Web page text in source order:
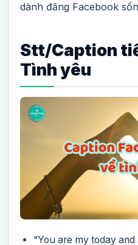
dành đăng Facebook
Stt/Caption
Tình yêu
“You are my today